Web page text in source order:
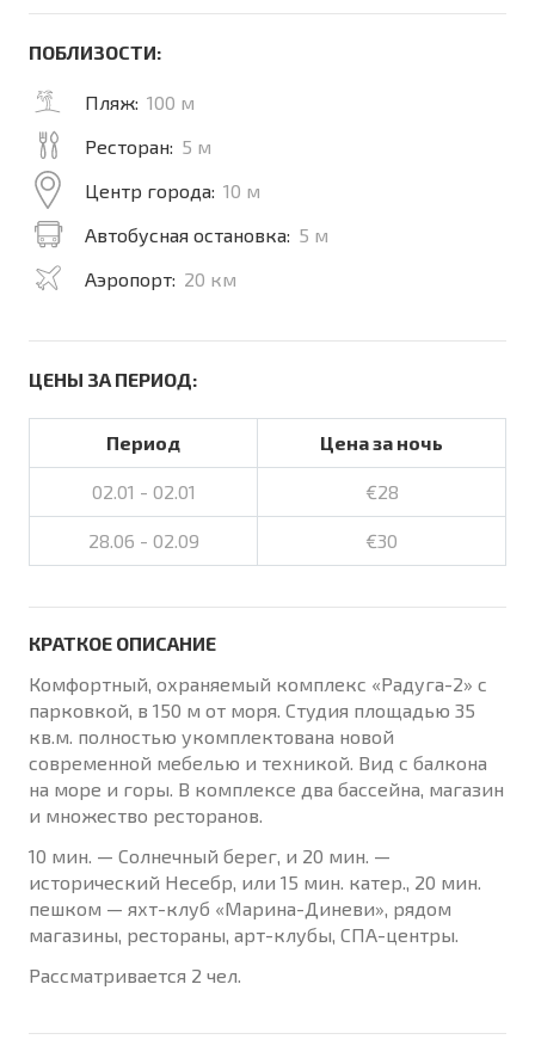
ПОБЛИЗОСТИ:
Пляж: 100 м
Ресторан: 5 м
Центр города: 10 м
Автобусная остановка: 5 м
Аэропорт: 20 км
ЦЕНЫ ЗА ПЕРИОД:
Период Цена за ночь
02.01 - 02.01 €28
28.06 - 02.09 €30
КРАТКОЕ ОПИСАНИЕ
Комфортный, охраняемый комплекс «Радуга-2» с
парковкой, в 150 м от моря. Студия площадью 35
кв.м. полностью укомплектована новой
современной мебелью и техникой. Вид с балкона
на море и горы. В комплексе два бассейна, магазин
и множество ресторанов.
10 мин. — Солнечный берег, и 20 мин. —
исторический Несебр, или 15 мин. катер., 20 мин.
пешком — яхт-клуб «Марина-Диневи», рядом
магазины, рестораны, арт-клубы, СПА-центры.
Рассматривается 2 чел.